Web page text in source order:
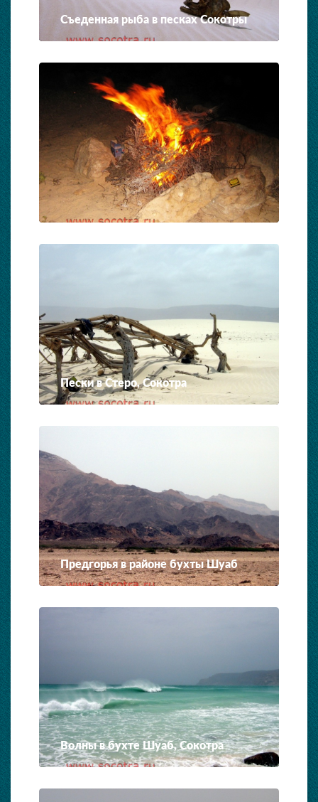
Съеденная рыба в песках Сокотры
Пески в Стеро, Сокотра
Предгорья в районе бухты Шуаб
Волны в бухте Шуаб, Сокотра